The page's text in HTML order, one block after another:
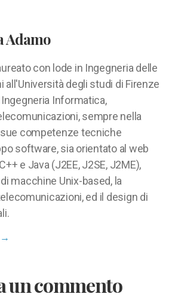
Adamo
con lode in Ingegneria delle
all'Università degli studi di Firenze
Informatica,
sempre nella
competenze tecniche
software, sia orientato al web
e Java (J2EE, J2SE, J2ME),
macchine Unix-based, la
ed il design di
→
un commento